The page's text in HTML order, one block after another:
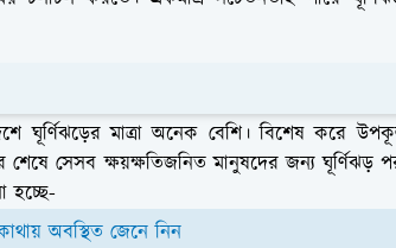
ঘূর্ণিঝড়ের মাত্রা অনেক বেশি। বিশেষ করে
শেষে সেসব ক্ষয়ক্ষতিজনিত মানুষদের জন্য ঘূর্ণিঝড়
হচ্ছে-
অবস্থিত জেনে নিন